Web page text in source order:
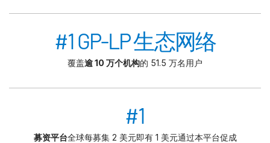
#1 GP-LP 生态网络
覆盖逾 10 万个机构的 51.5 万名用户
#1
募资平台全球每募集 2 美元即有 1 美元通过本平台促成